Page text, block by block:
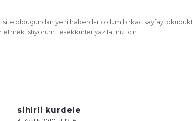
site oldugundan yeni haberdar oldum,birkac sayfayi
etmek istiyorum.Tesekkürler yazilariniz icin
sihirli kurdele